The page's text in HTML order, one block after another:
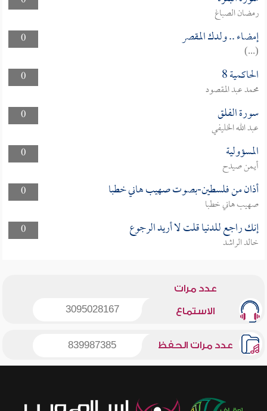
رمضان الصباغ
0
إمضاء .. ولدك المقصر
(...)
0
الحاكمية 8
محمد عبد المقصود
0
سورة الفلق
عبد الله الخليفي
0
المسؤولية
أيمن صيدح
0
أذان من فلسطين-بصوت صهيب هاني خطبا
صهيب هاني خطبا
0
إنك راجع للدنيا قلت لا أريد الرجوع
خالد الراشد
عدد مرات
الاستماع 3095028167
عدد مرات الحفظ 839987385